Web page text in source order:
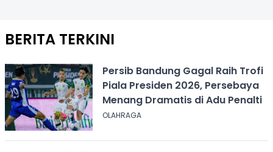
BERITA TERKINI
Persib Bandung Gagal Raih Trofi
Piala Presiden 2026, Persebaya
Menang Dramatis di Adu Penalti
OLAHRAGA